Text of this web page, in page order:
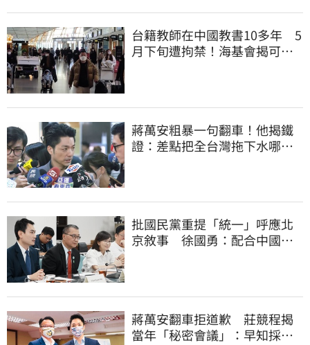
台籍教師在中國教書10多年 5
月下旬遭拘禁！海基會揭可能
蔣萬安粗暴一句翻車！他揭鐵
證：差點把全台灣拖下水哪時
批國民黨重提「統一」呼應北
京敘事 徐國勇：配合中國削
蔣萬安翻車拒道歉 莊競程揭
當年「秘密會議」：早知採購